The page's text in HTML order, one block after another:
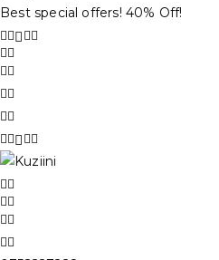
Best special offers! 40% Off!